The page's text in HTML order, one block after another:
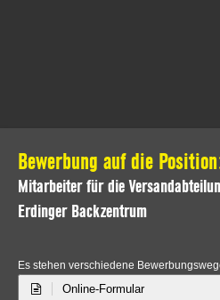
Bewerbung auf die
Mitarbeiter für die
Erdinger Backzentrum
Es stehen verschiedene
Online-Formular